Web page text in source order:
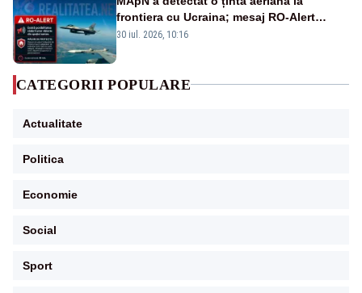
frontiera cu Ucraina; mesaj RO-Alert
transmis în județul Tulcea
30 iul. 2026, 10:16
CATEGORII POPULARE
Actualitate
Politica
Economie
Social
Sport